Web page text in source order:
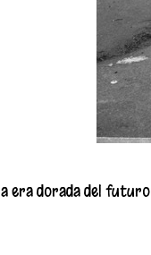
era dorada del futuro